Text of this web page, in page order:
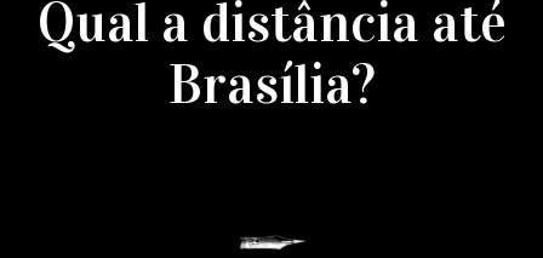
Qual a distância até
Brasília?